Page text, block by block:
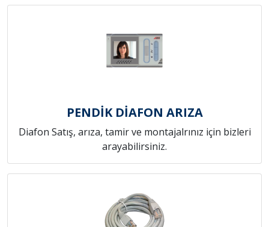
PENDİK DİAFON ARIZA
Diafon Satış, arıza, tamir ve montajalrınız için bizleri
arayabilirsiniz.